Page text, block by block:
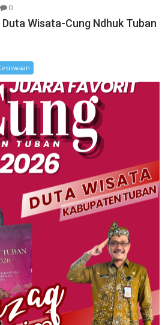
0
Wisata-Cung Ndhuk Tuban